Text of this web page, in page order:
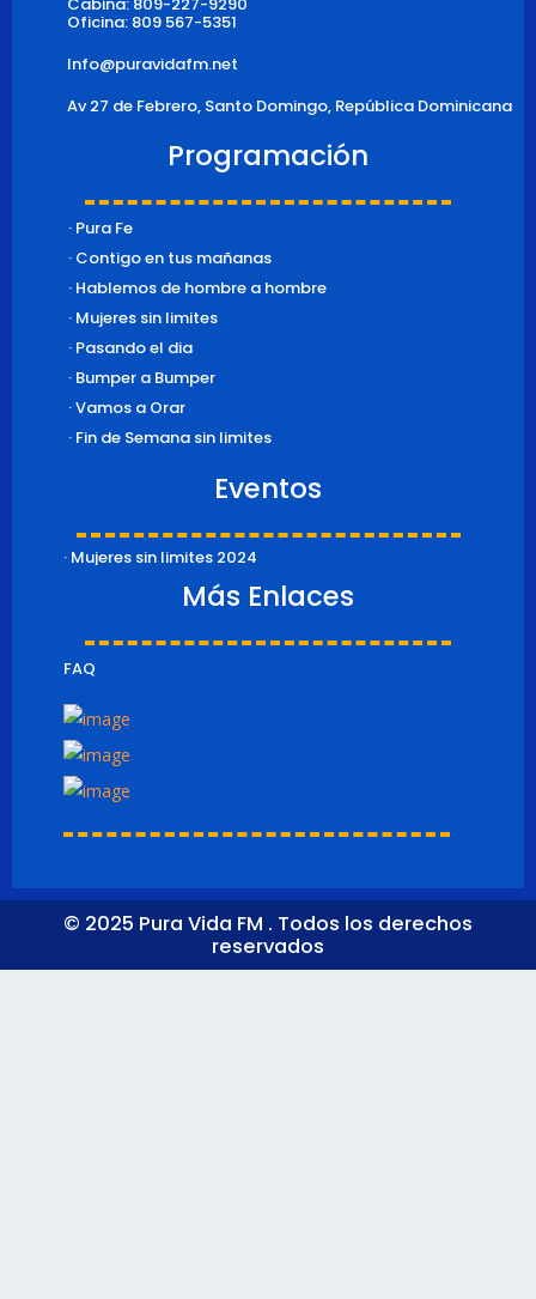
Oficina: 809 567-5351
Info@puravidafm.net
Av 27 de Febrero, Santo Domingo, República Dominicana
Programación
· Pura Fe
· Contigo en tus mañanas
· Hablemos de hombre a hombre
· Mujeres sin limites
· Pasando el dia
· Bumper a Bumper
· Vamos a Orar
· Fin de Semana sin limites
Eventos
· Mujeres sin limites 2024
Más Enlaces
FAQ
© 2025 Pura Vida FM . Todos los derechos
reservados